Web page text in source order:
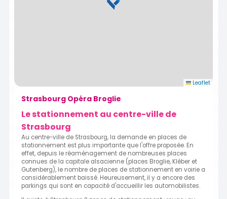
Leaflet
Strasbourg Opéra Broglie
Le stationnement au centre-ville de
Strasbourg
Au centre-ville de Strasbourg, la demande en places de
stationnement est plus importante que l'offre proposée. En
effet, depuis le réaménagement de nombreuses places
connues de la capitale alsacienne (places Broglie, Kléber et
Gutenberg), le nombre de places de stationnement en voirie a
considérablement baissé. Heureusement, il y a encore des
parkings qui sont en capacité d'accueillir les automobilistes.